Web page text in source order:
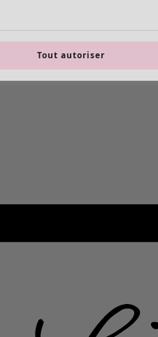
Tout autoriser